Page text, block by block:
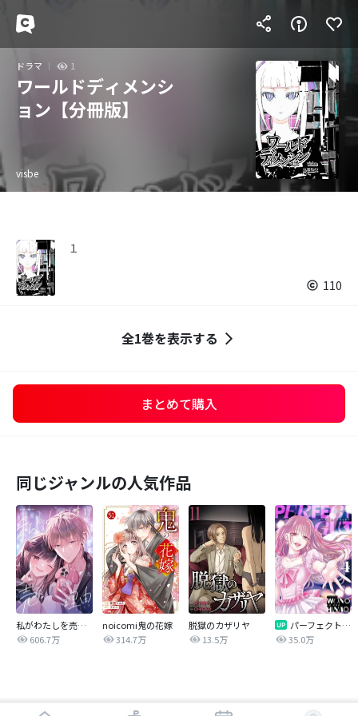
ドラマ 1
ワールドディメンシ
ョン【分冊版】
visbe
１
110
全1巻を表示する
まとめて購入
同じジャンルの人気作品
私がわたしを売る理由
606.7万
noicomi鬼の花嫁
314.7万
脱獄のカザリヤ
13.5万
パーフェクトグリッター
35.0万